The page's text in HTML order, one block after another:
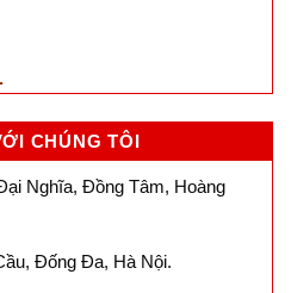
.
CHÚNG TÔI
Nghĩa, Đồng Tâm, Hoàng
Đống Đa, Hà Nội.